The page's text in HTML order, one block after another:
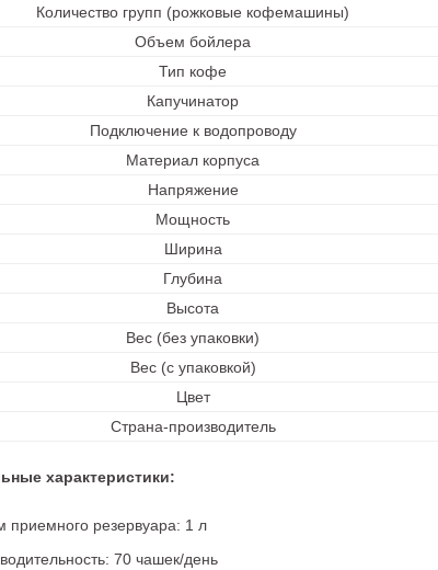
Количество групп (рожковые кофемашины)
Объем бойлера
Тип кофе
Капучинатор
Подключение к водопроводу
Материал корпуса
Напряжение
Мощность
Ширина
Глубина
Высота
Вес (без упаковки)
Вес (с упаковкой)
Цвет
Страна-производитель
характеристики:
приемного резервуара: 1 л
70 чашек/день